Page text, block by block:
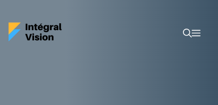
contenu